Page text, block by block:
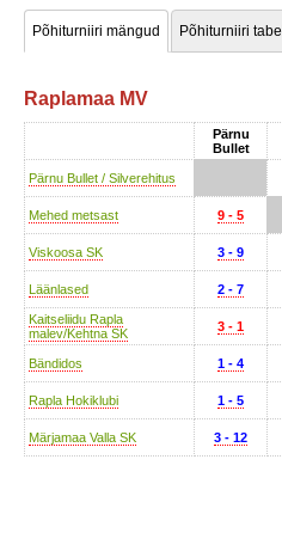
Põhiturniiri mängud Põhiturniiri tabel
Raplamaa MV
Pärnu
Bullet
Pärnu Bullet / Silverehitus
Mehed metsast 9 - 5
Viskoosa SK 3 - 9
Läänlased 2 - 7
Kaitseliidu Rapla
malev/Kehtna SK
3 - 1
Bändidos 1 - 4
Rapla Hokiklubi 1 - 5
Märjamaa Valla SK 3 - 12